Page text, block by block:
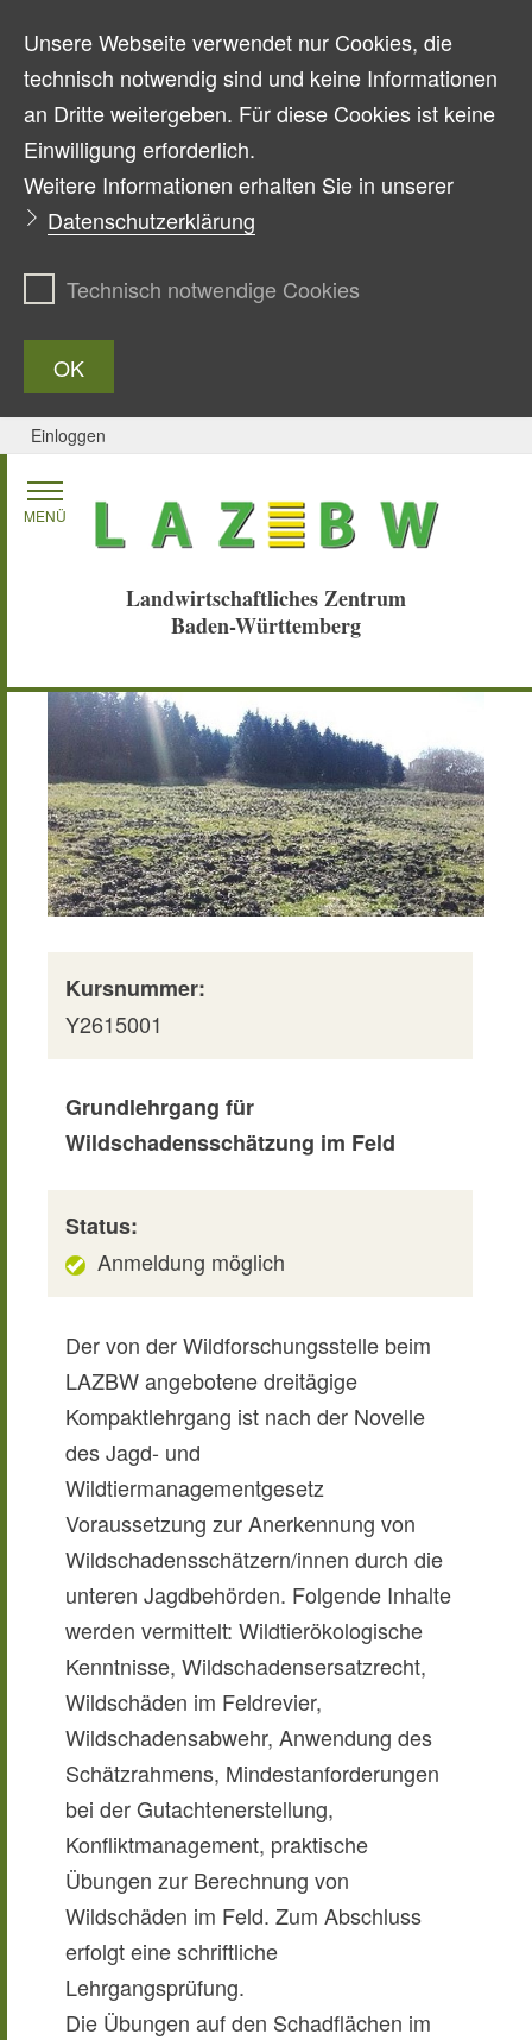
Unsere Webseite verwendet nur Cookies, die
technisch notwendig sind und keine Informationen
an Dritte weitergeben. Für diese Cookies ist keine
Einwilligung erforderlich.
Weitere Informationen erhalten Sie in unserer
Datenschutzerklärung
Technisch notwendige Cookies
OK
Zum Inhalt springen
Einloggen
Landwirtschaftliches Zentrum
Baden-Württemberg
MENÜ
Kursnummer:
Y2615001
Grundlehrgang für
Wildschadensschätzung im Feld
Status:
Anmeldung möglich
Der von der Wildforschungsstelle beim
LAZBW angebotene dreitägige
Kompaktlehrgang ist nach der Novelle
des Jagd- und
Wildtiermanagementgesetz
Voraussetzung zur Anerkennung von
Wildschadensschätzern/innen durch die
unteren Jagdbehörden. Folgende Inhalte
werden vermittelt: Wildtierökologische
Kenntnisse, Wildschadensersatzrecht,
Wildschäden im Feldrevier,
Wildschadensabwehr, Anwendung des
Schätzrahmens, Mindestanforderungen
bei der Gutachtenerstellung,
Konfliktmanagement, praktische
Übungen zur Berechnung von
Wildschäden im Feld. Zum Abschluss
erfolgt eine schriftliche
Lehrgangsprüfung.
Die Übungen auf den Schadflächen im